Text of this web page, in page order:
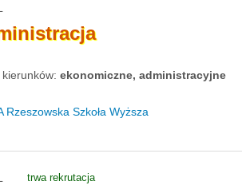
ekonomiczne, administracyjne
Rzeszowska Szkoła Wyższa
trwa rekrutacja